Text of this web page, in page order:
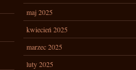
maj 2025
kwiecień 2025
marzec 2025
luty 2025